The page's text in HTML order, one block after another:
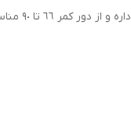
كمر ٦٦ تا ٩٠ مناسب